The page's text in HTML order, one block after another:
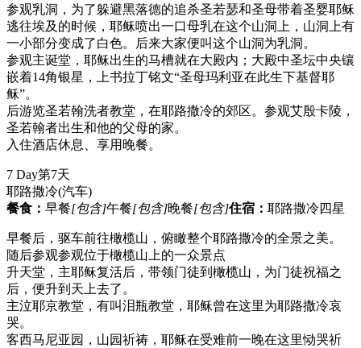
参观乳洞，为了躲避黑落德的追杀圣若瑟和圣母带着圣婴耶稣
逃往埃及的时候，耶稣喷出一口母乳在这个山洞上，山洞上有
一小部分变成了白色。后来大家便叫这个山洞为乳洞。
参观主诞堂，耶稣出生的马槽就在大殿内；大殿中圣坛中央镶
嵌着14角银星，上书拉丁铭文“圣母玛利亚在此生下基督耶
稣”。
后游览圣若翰洗者教堂，在耶路撒冷的郊区。参观艾殷卡陵，
圣若翰者出生和他的父母的家。
入住酒店休息、享用晚餐。
7 Day第7天
耶路撒冷(汽车)
餐食： 早餐[包含]午餐[包含]晚餐[包含]住宿： 耶路撒冷四星
早餐后，驱车前往橄榄山，俯瞰整个耶路撒冷的全景之美。
随后参观参观位于橄榄山上的一众景点
升天堂，主耶稣复活后，带领门徒到橄榄山，为门徒祝福之
后，便升到天上去了。
主泣耶京教堂，有叫泪瓶教堂，耶稣曾在这里为耶路撒冷哀
哭。
客西马尼亚园，山园祈祷，耶稣在受难前一晚在这里恸哭祈